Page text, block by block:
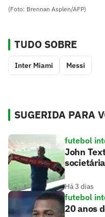
(Foto: Brennan Asplen/AFP)
TUDO SOBRE
Inter Miami Messi
SUGERIDA PARA
futebol
John
Há 3 dias
futebol
20 anos